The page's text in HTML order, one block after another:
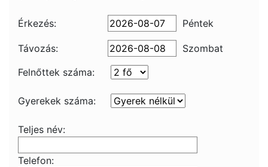
Érkezés: Péntek
Távozás:
Szombat
Felnőttek száma:
Gyerekek száma:
Teljes név:
Telefon: